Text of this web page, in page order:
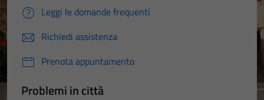
Leggi le domande frequenti
Richiedi assistenza
Prenota appuntamento
Problemi in città